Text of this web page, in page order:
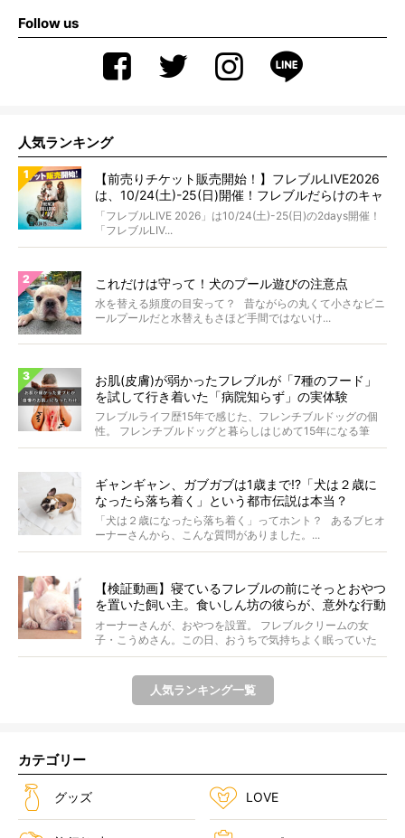
Follow us
人気ランキング
【前売りチケット販売開始！】フレブルLIVE2026
は、10/24(土)-25(日)開催！フレブルだらけのキャ
ンプ・前夜祭・バスプランも新登場!?
「フレブルLIVE 2026」は10/24(土)-25(日)の2days開催！
「フレブルLIV...
これだけは守って！犬のプール遊びの注意点
水を替える頻度の目安って？ 昔ながらの丸くて小さなビニ
ールプールだと水替えもさほど手間ではないけ...
お肌(皮膚)が弱かったフレブルが「7種のフード」
を試して行き着いた「病院知らず」の実体験
フレブルライフ歴15年で感じた、フレンチブルドッグの個
性。 フレンチブルドッグと暮らしはじめて15年になる筆
者...
ギャンギャン、ガブガブは1歳まで!?「犬は２歳に
なったら落ち着く」という都市伝説は本当？
「犬は２歳になったら落ち着く」ってホント？ あるブヒオ
ーナーさんから、こんな質問がありました。...
【検証動画】寝ているフレブルの前にそっとおやつ
を置いた飼い主。食いしん坊の彼らが、意外な行動
に出た！
オーナーさんが、おやつを設置。 フレブルクリームの女
子・こうめさん。この日、おうちで気持ちよく眠っていた
ところ...
人気ランキング一覧
カテゴリー
グッズ LOVE